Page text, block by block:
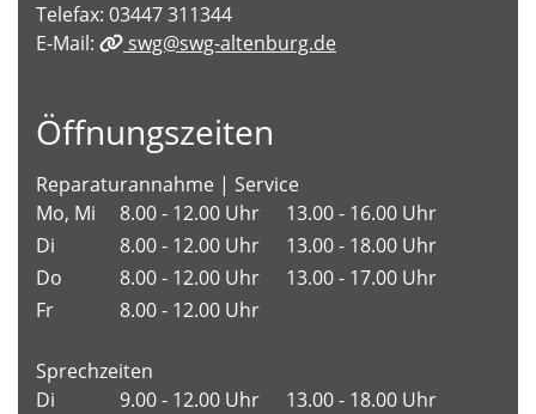
Telefax: 03447 311344
E-Mail:
swg@swg-altenburg.de
Öffnungszeiten
Reparaturannahme | Service
Mo, Mi
8.00 - 12.00 Uhr
13.00 - 16.00 Uhr
Di
8.00 - 12.00 Uhr
13.00 - 18.00 Uhr
Do
8.00 - 12.00 Uhr
13.00 - 17.00 Uhr
Fr
8.00 - 12.00 Uhr
Sprechzeiten
Di
9.00 - 12.00 Uhr
13.00 - 18.00 Uhr